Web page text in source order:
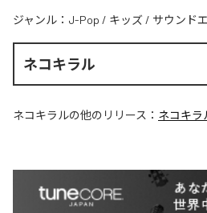
ジャンル： J-Pop / キッズ / サウンド
ネコキラル
ネコキラルの他のリリース： ネコキラ